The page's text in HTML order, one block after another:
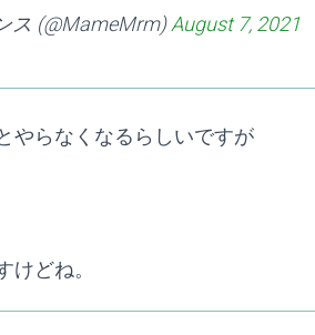
ス (@MameMrm)August 7, 2021
やらなくなるらしいですが
どね。